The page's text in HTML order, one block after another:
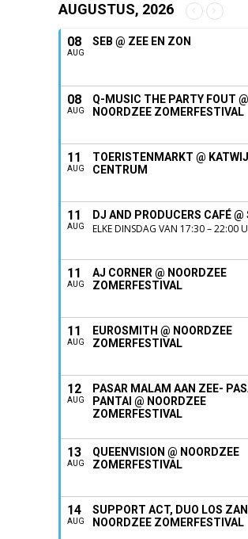
AUGUSTUS, 2026
08
AUG
SEB @ ZEE EN ZON
08
AUG
Q-MUSIC THE PARTY FOUT @
NOORDZEE ZOMERFESTIVAL
11
AUG
TOERISTENMARKT @
CENTRUM
11
AUG
DJ AND PRODUCERS CAFÉ @
ELKE DINSDAG VAN 17:30 – 22:00
11
AUG
AJ CORNER @ NOORDZEE
ZOMERFESTIVAL
11
AUG
EUROSMITH @ NOORDZEE
ZOMERFESTIVAL
12
AUG
PASAR MALAM AAN ZEE-
PANTAI @ NOORDZEE
ZOMERFESTIVAL
13
AUG
QUEENVISION @ NOORDZEE
ZOMERFESTIVAL
14
AUG
SUPPORT ACT, DUO LOS
NOORDZEE ZOMERFESTIVAL